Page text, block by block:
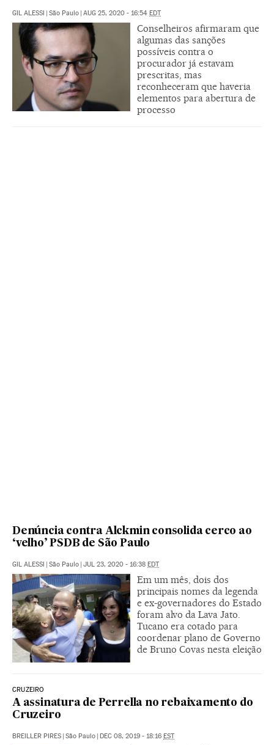
GIL ALESSI São Paulo AUG 25, 2020 - 16:54 EDT
Conselheiros afirmaram que
algumas das sanções
possíveis contra o
procurador já estavam
prescritas, mas
reconheceram que haveria
elementos para abertura de
processo
Denúncia contra Alckmin consolida cerco ao
‘velho’ PSDB de São Paulo
GIL ALESSI São Paulo JUL 23, 2020 - 16:38 EDT
Em um mês, dois dos
principais nomes da legenda
e ex-governadores do Estado
foram alvo da Lava Jato.
Tucano era cotado para
coordenar plano de Governo
de Bruno Covas nesta eleição
CRUZEIRO
A assinatura de Perrella no rebaixamento do
Cruzeiro
BREILLER PIRES São Paulo DEC 08, 2019 - 18:16 EST